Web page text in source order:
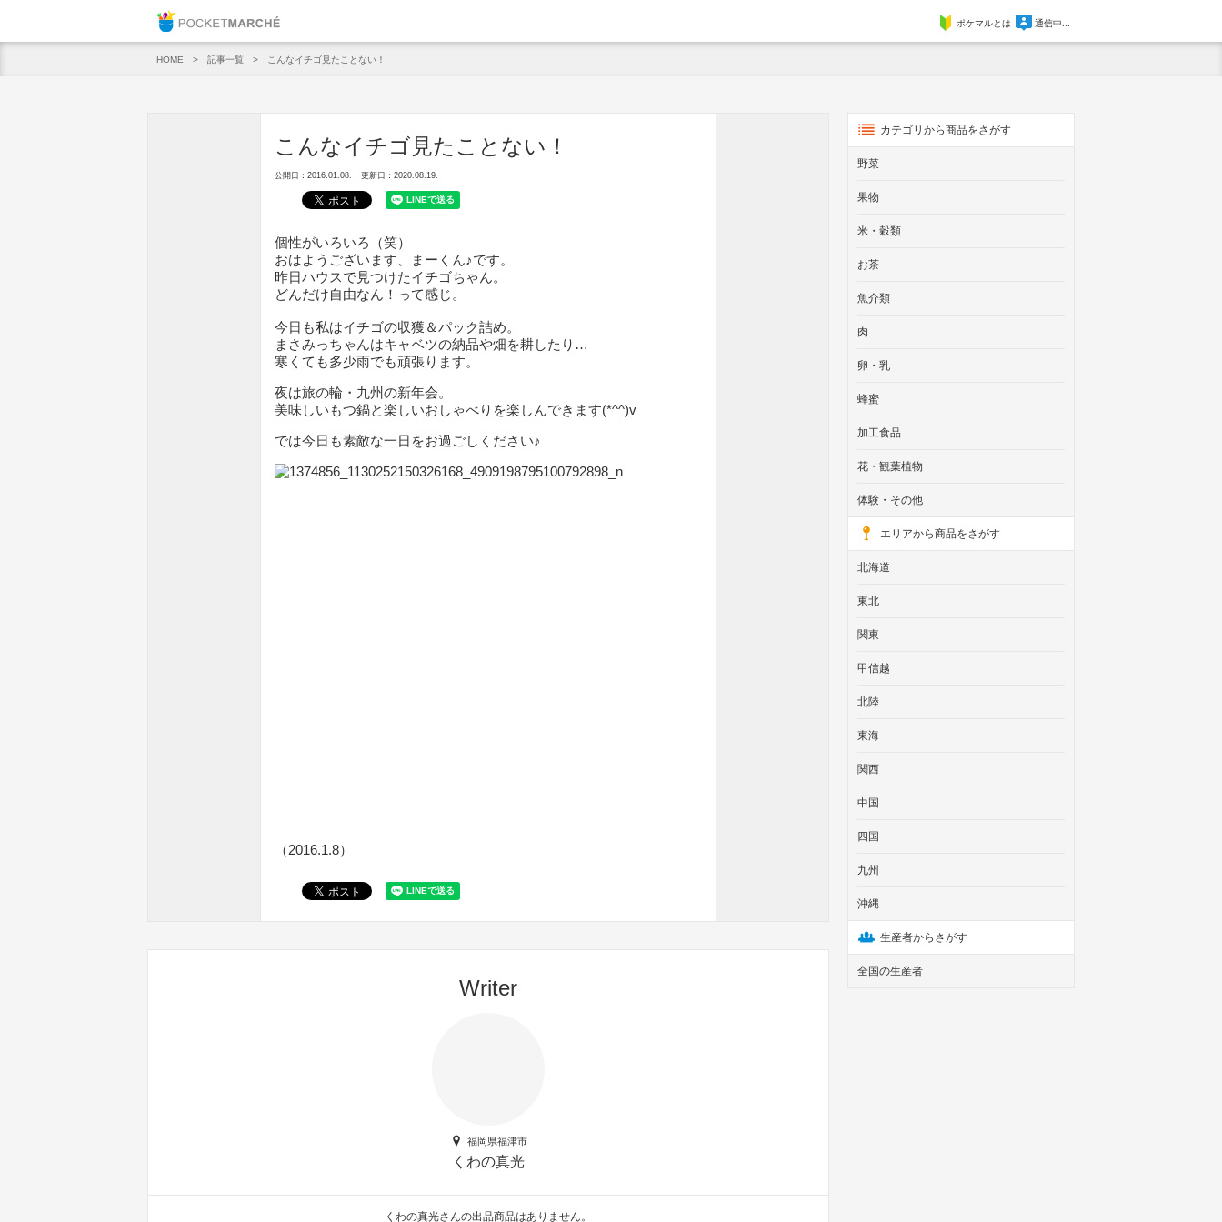
ポケマルとは 通信中...
HOME 記事一覧 こんなイチゴ見たことない！
こんなイチゴ見たことない！
公開日：2016.01.08. 更新日：2020.08.19.
個性がいろいろ（笑）
おはようございます、まーくん♪です。
昨日ハウスで見つけたイチゴちゃん。
どんだけ自由なん！って感じ。
今日も私はイチゴの収獲＆パック詰め。
まさみっちゃんはキャベツの納品や畑を耕したり…
寒くても多少雨でも頑張ります。
夜は旅の輪・九州の新年会。
美味しいもつ鍋と楽しいおしゃべりを楽しんできます(*^^)v
では今日も素敵な一日をお過ごしください♪
（2016.1.8）
Writer
福岡県福津市
くわの真光
くわの真光さんの出品商品はありません。
カテゴリから商品をさがす
野菜
果物
米・穀類
お茶
魚介類
肉
卵・乳
蜂蜜
加工食品
花・観葉植物
体験・その他
エリアから商品をさがす
北海道
東北
関東
甲信越
北陸
東海
関西
中国
四国
九州
沖縄
生産者からさがす
全国の生産者